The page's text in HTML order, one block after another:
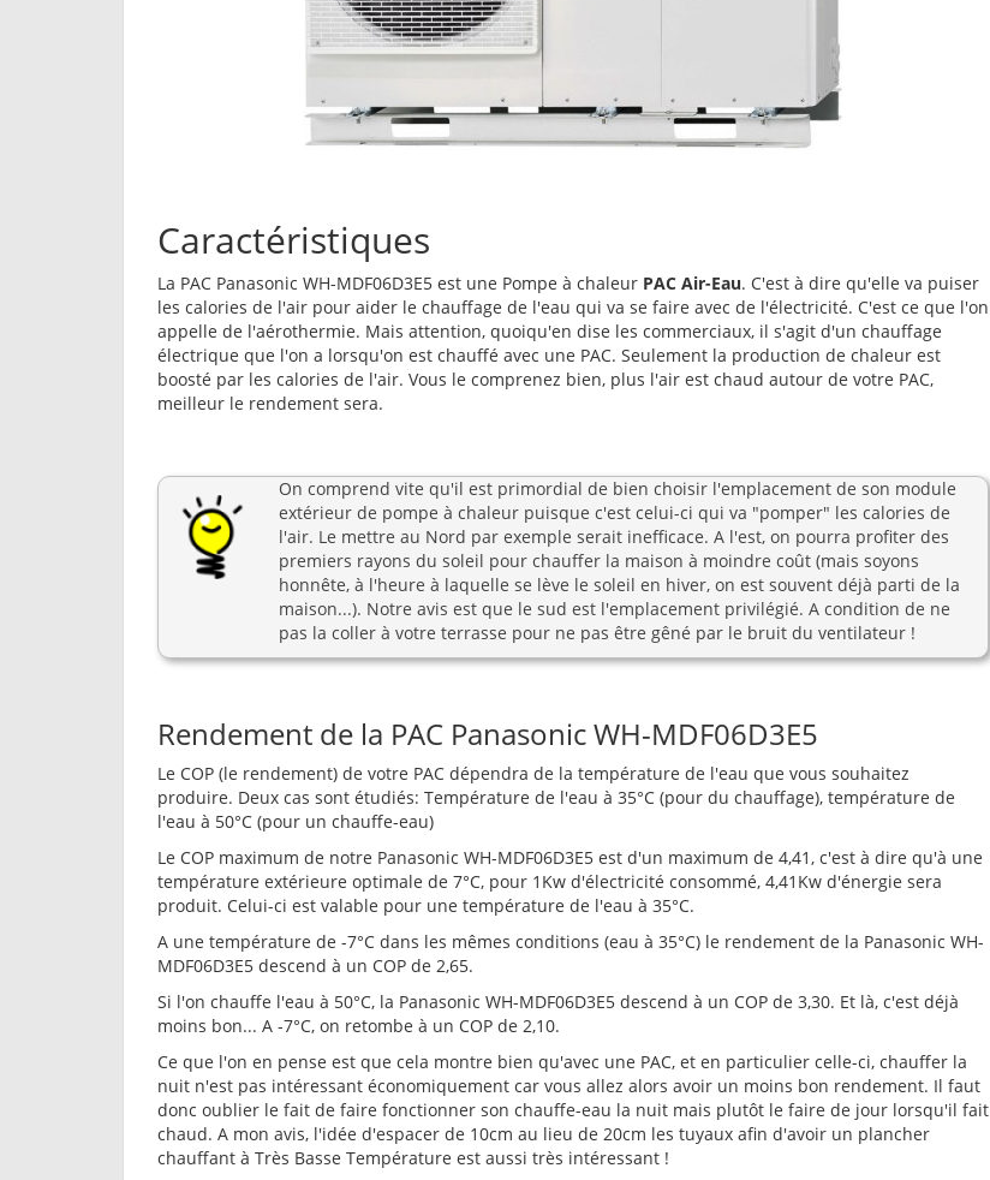
Caractéristiques
La PAC Panasonic WH-MDF06D3E5 est une Pompe à chaleur PAC Air-Eau. C'est à dire qu'elle va puiser
les calories de l'air pour aider le chauffage de l'eau qui va se faire avec de l'électricité. C'est ce que l'on
appelle de l'aérothermie. Mais attention, quoiqu'en dise les commerciaux, il s'agit d'un chauffage
électrique que l'on a lorsqu'on est chauffé avec une PAC. Seulement la production de chaleur est
boosté par les calories de l'air. Vous le comprenez bien, plus l'air est chaud autour de votre PAC,
meilleur le rendement sera.
On comprend vite qu'il est primordial de bien choisir l'emplacement de son module
extérieur de pompe à chaleur puisque c'est celui-ci qui va "pomper" les calories de
l'air. Le mettre au Nord par exemple serait inefficace. A l'est, on pourra profiter des
premiers rayons du soleil pour chauffer la maison à moindre coût (mais soyons
honnête, à l'heure à laquelle se lève le soleil en hiver, on est souvent déjà parti de la
maison...). Notre avis est que le sud est l'emplacement privilégié. A condition de ne
pas la coller à votre terrasse pour ne pas être gêné par le bruit du ventilateur !
Rendement de la PAC Panasonic WH-MDF06D3E5
Le COP (le rendement) de votre PAC dépendra de la température de l'eau que vous souhaitez
produire. Deux cas sont étudiés: Température de l'eau à 35°C (pour du chauffage), température de
l'eau à 50°C (pour un chauffe-eau)
Le COP maximum de notre Panasonic WH-MDF06D3E5 est d'un maximum de 4,41, c'est à dire qu'à une
température extérieure optimale de 7°C, pour 1Kw d'électricité consommé, 4,41Kw d'énergie sera
produit. Celui-ci est valable pour une température de l'eau à 35°C.
A une température de -7°C dans les mêmes conditions (eau à 35°C) le rendement de la Panasonic WH-
MDF06D3E5 descend à un COP de 2,65.
Si l'on chauffe l'eau à 50°C, la Panasonic WH-MDF06D3E5 descend à un COP de 3,30. Et là, c'est déjà
moins bon... A -7°C, on retombe à un COP de 2,10.
Ce que l'on en pense est que cela montre bien qu'avec une PAC, et en particulier celle-ci, chauffer la
nuit n'est pas intéressant économiquement car vous allez alors avoir un moins bon rendement. Il faut
donc oublier le fait de faire fonctionner son chauffe-eau la nuit mais plutôt le faire de jour lorsqu'il fait
chaud. A mon avis, l'idée d'espacer de 10cm au lieu de 20cm les tuyaux afin d'avoir un plancher
chauffant à Très Basse Température est aussi très intéressant !